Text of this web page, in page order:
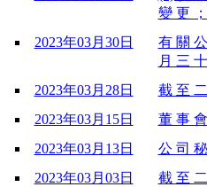
變 更
2023年03月30日
有 關
月 三
2023年03月28日
截 至
2023年03月15日
董 事
2023年03月13日
公 司
2023年03月03日
截 至